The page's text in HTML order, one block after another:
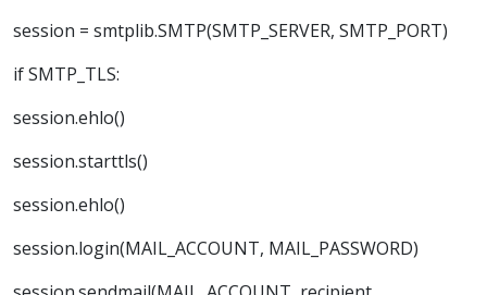
session = smtplib.SMTP(SMTP_SERVER, SMTP_PORT)
if SMTP_TLS:
session.ehlo()
session.starttls()
session.ehlo()
session.login(MAIL_ACCOUNT, MAIL_PASSWORD)